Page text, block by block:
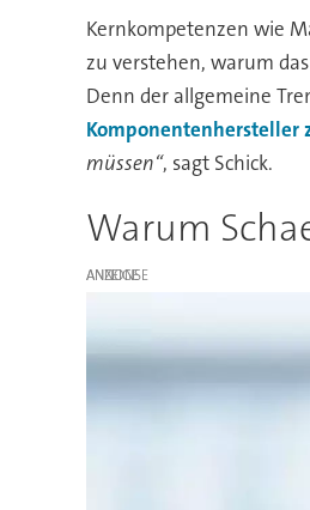
Kernkompetenzen wie
zu verstehen, warum
Denn der allgemeine
Komponentenhersteller
müssen“, sagt Schick.
Warum
ANZEIGE